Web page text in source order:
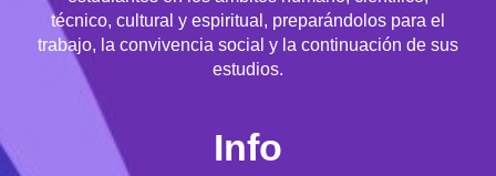
técnico, cultural y espiritual, preparándolos para el
trabajo, la convivencia social y la continuación de sus
estudios.
Info